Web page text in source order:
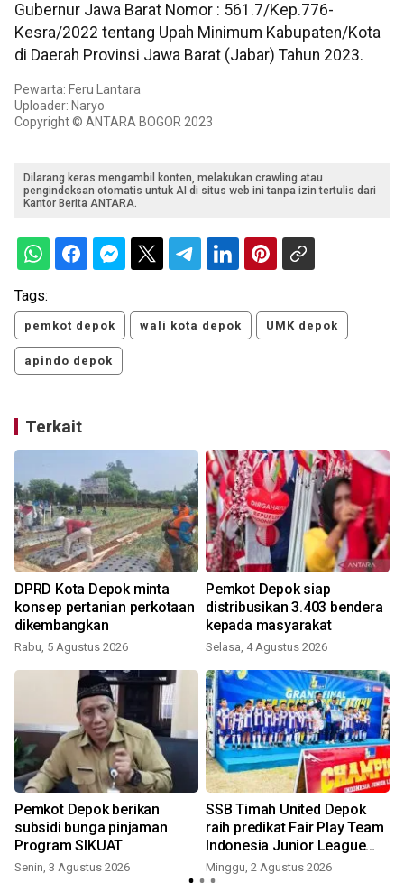
Gubernur Jawa Barat Nomor : 561.7/Kep.776-
Kesra/2022 tentang Upah Minimum Kabupaten/Kota
di Daerah Provinsi Jawa Barat (Jabar) Tahun 2023.
Pewarta: Feru Lantara
Uploader: Naryo
Copyright © ANTARA BOGOR 2023
Dilarang keras mengambil konten, melakukan crawling atau
pengindeksan otomatis untuk AI di situs web ini tanpa izin tertulis dari
Kantor Berita ANTARA.
Tags:
pemkot depok wali kota depok UMK depok
apindo depok
Terkait
DPRD Kota Depok minta
konsep pertanian perkotaan
dikembangkan
Rabu, 5 Agustus 2026
Pemkot Depok siap
distribusikan 3.403 bendera
kepada masyarakat
Selasa, 4 Agustus 2026
Pemkot Depok berikan
subsidi bunga pinjaman
Program SIKUAT
Senin, 3 Agustus 2026
SSB Timah United Depok
raih predikat Fair Play Team
Indonesia Junior League
2026
Minggu, 2 Agustus 2026